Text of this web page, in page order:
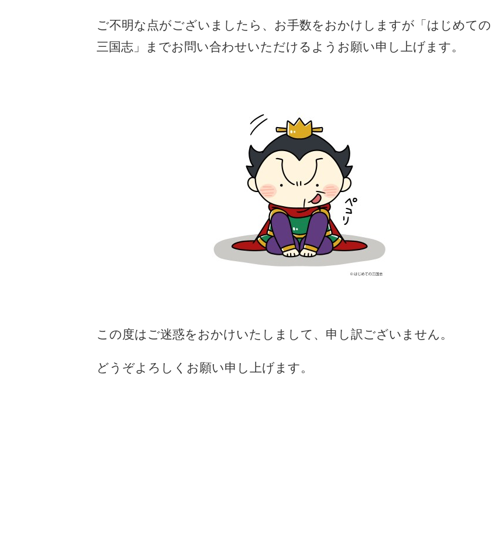
ご不明な点がございましたら、お手数をおかけしますが「はじめての
三国志」までお問い合わせいただけるようお願い申し上げます。
この度はご迷惑をおかけいたしまして、申し訳ございません。
どうぞよろしくお願い申し上げます。